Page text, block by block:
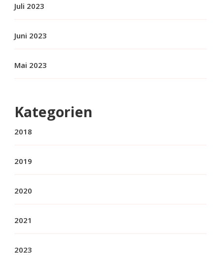
Juli 2023
Juni 2023
Mai 2023
Kategorien
2018
2019
2020
2021
2023